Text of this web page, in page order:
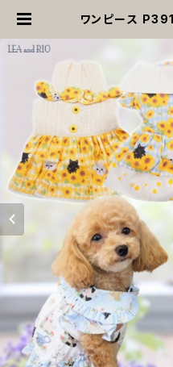
ワンピース
ッグウェア おし
料 返品交